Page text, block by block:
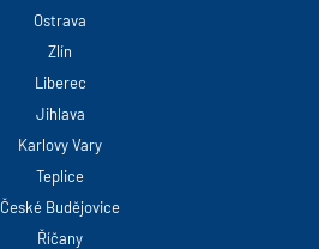
Ostrava
Zlín
Liberec
Jihlava
Karlovy Vary
Teplice
České Budějovice
Říčany